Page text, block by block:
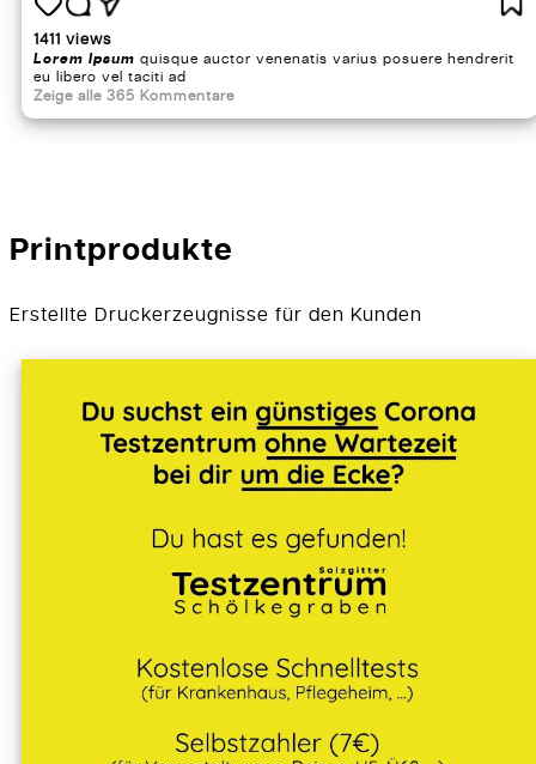
1411 views
Lorem Ipsum quisque auctor venenatis varius posuere hendrerit
eu libero vel taciti ad
Zeige alle 365 Kommentare
Printprodukte
Erstellte Druckerzeugnisse für den Kunden